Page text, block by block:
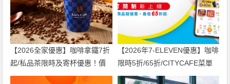
【2026全家優惠】咖啡拿鐵7折
起/私品茶限時及寄杯優惠！價
格/菜單一起看
【2026年7-ELEVEN優惠】咖啡
限時5折/65折/CITYCAFE菜單
一起看！